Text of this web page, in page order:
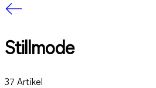
Stillmode
37 Artikel